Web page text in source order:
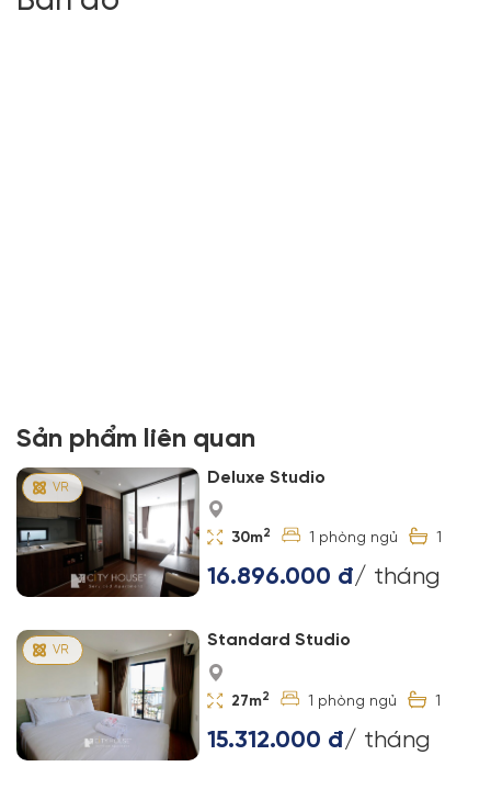
Sản phẩm liên quan
Deluxe Studio
30m2 1 1
16.896.000 đ/ tháng
Standard Studio
27m2 1 1
15.312.000 đ/ tháng